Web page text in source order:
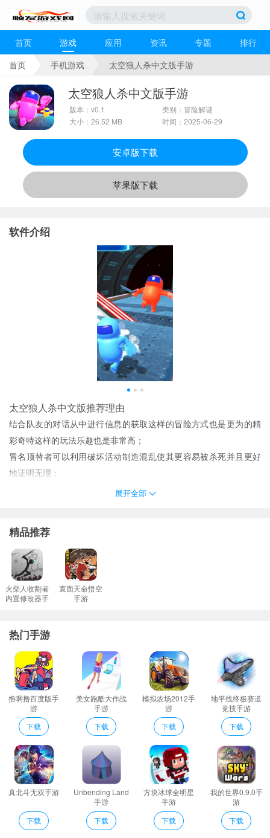
首页 游戏 应用 资讯 专题
排行
首页
手机游戏 太空狼人杀中文版手游
太空狼人杀中文版手游
版本：v0.1
大小：26.52 MB
类别：冒险解谜
时间：2025-06-29
安卓版下载
苹果版下载
软件介绍
太空狼人杀中文版推荐理由
结合队友的对话从中进行信息的获取这样的冒险方式也是更为的精
彩奇特这样的玩法乐趣也是非常高；
冒名顶替者可以利用破坏活动制造混乱使其更容易被杀死并且更好
地证明无理；
是一款另类的太空狼人杀题材跑酷游戏让玩家体验跑酷挑战。
简单的铁箱车架由钢制成光线昏暗营造出紧张的气氛；
游戏内的外星之旅是非常的精彩还需要获得各种外星人的操作权限
每种外星人的战斗方式都会更加不同;
太空狼人杀中文版说明
1、可以选择多种不同的模式如单人对战组队对战组队比赛等让游戏
2、玩家需要想办法找出人群中的内鬼并且通过投票环节来放逐某位
玩家。
3、非常刺激的一款休闲竞技游戏游戏的玩法特别的简单烧脑你每进
行的一步都要特别的小心千万不要大意了不然容易被别人
4、炫酷的武器精美的角色皮肤统统免费获取枪可以马但皮肤一定要
帅！
5、邀请您的朋友一起玩找出所有的鬼魂玩具有挑战性的感觉整个网
络可以在线一起玩。
6、船员要通过各种蛛丝马迹寻找线索找出变种人将其击杀完成飞船
的正常运行。
7、玩法简单潜藏在黑暗之中看准时机进行暗杀。
太空狼人杀中文版评价
更多的挑战玩法以及大量的特色体验过程都是能够亲身让你感受其
展开全部
精品推荐
火柴人收割者
内置修改器手
直面天命悟空
手游
热门手游
撸啊撸百度版手
游
下载
美女跑酷大作战
手游
下载
模拟农场2012手
游
下载
地平线终极赛道
竞技手游
下载
真北斗无双手游
下载
Unbending Land
手游
下载
方块冰球全明星
手游
下载
我的世界0.9.0手
游
下载